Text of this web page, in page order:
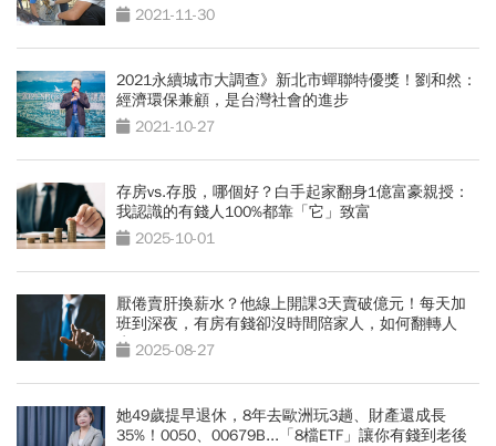
2021-11-30
2021永續城市大調查》新北市蟬聯特優獎！劉和然：
經濟環保兼顧，是台灣社會的進步
2021-10-27
存房vs.存股，哪個好？白手起家翻身1億富豪親授：
我認識的有錢人100%都靠「它」致富
2025-10-01
厭倦賣肝換薪水？他線上開課3天賣破億元！每天加
班到深夜，有房有錢卻沒時間陪家人，如何翻轉人
生？2025-08-27
她49歲提早退休，8年去歐洲玩3趟、財產還成長
35%！0050、00679B...「8檔ETF」讓你有錢到老後